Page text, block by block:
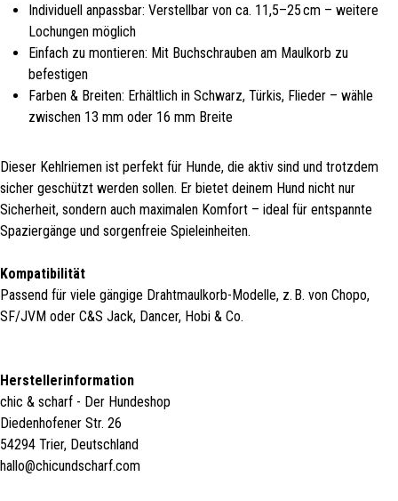
Individuell anpassbar: Verstellbar von ca. 11,5–25 cm – weitere
Lochungen möglich
Einfach zu montieren: Mit Buchschrauben am Maulkorb zu
befestigen
Farben & Breiten: Erhältlich in Schwarz, Türkis, Flieder – wähle
zwischen 13 mm oder 16 mm Breite
Dieser Kehlriemen ist perfekt für Hunde, die aktiv sind und trotzdem
sicher geschützt werden sollen. Er bietet deinem Hund nicht nur
Sicherheit, sondern auch maximalen Komfort – ideal für entspannte
Spaziergänge und sorgenfreie Spieleinheiten.
Kompatibilität
Passend für viele gängige Drahtmaulkorb-Modelle, z. B. von Chopo,
SF/JVM oder C&S Jack, Dancer, Hobi & Co.
Herstellerinformation
chic & scharf - Der Hundeshop
Diedenhofener Str. 26
54294 Trier, Deutschland
hallo@chicundscharf.com